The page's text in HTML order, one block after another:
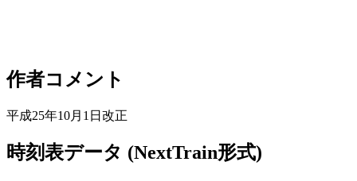
作者コメント
平成25年10月1日改正
時刻表データ (NextTrain形式)